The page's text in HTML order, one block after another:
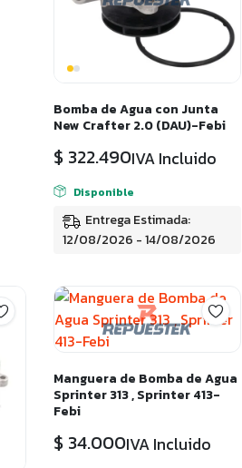
Bomba de Agua con Junta
New Crafter 2.0 (DAU)-Febi
$ 322.490IVA Incluido
Disponible
Entrega Estimada:
12/08/2026 - 14/08/2026
Manguera de Bomba de Agua
Sprinter 313 , Sprinter 413-
Febi
$ 34.000IVA Incluido